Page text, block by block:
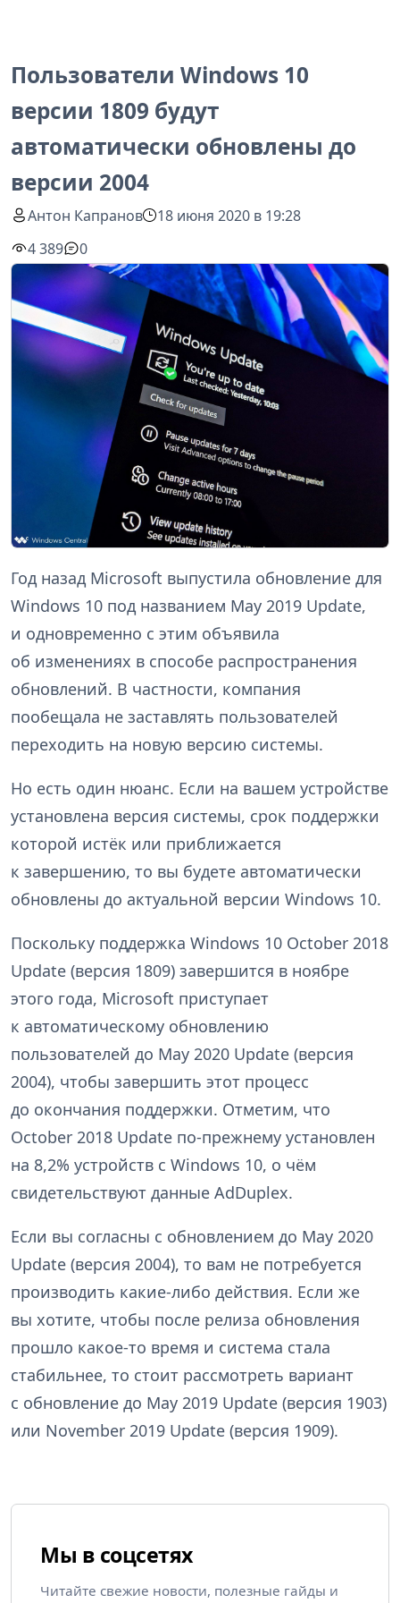
Пользователи Windows 10
версии 1809 будут
автоматически обновлены до
версии 2004
Антон Капранов
18 июня 2020 в 19:28
4 389
0
Год назад Microsoft выпустила обновление для
Windows 10 под названием May 2019 Update,
и одновременно с этим объявила
об изменениях в способе распространения
обновлений. В частности, компания
пообещала не заставлять пользователей
переходить на новую версию системы.
Но есть один нюанс. Если на вашем устройстве
установлена версия системы, срок поддержки
которой истёк или приближается
к завершению, то вы будете автоматически
обновлены до актуальной версии Windows 10.
Поскольку поддержка Windows 10 October 2018
Update (версия 1809) завершится в ноябре
этого года, Microsoft приступает
к автоматическому обновлению
пользователей до May 2020 Update (версия
2004), чтобы завершить этот процесс
до окончания поддержки. Отметим, что
October 2018 Update по-прежнему установлен
на 8,2% устройств с Windows 10, о чём
свидетельствуют данные AdDuplex.
Если вы согласны с обновлением до May 2020
Update (версия 2004), то вам не потребуется
производить какие-либо действия. Если же
вы хотите, чтобы после релиза обновления
прошло какое-то время и система стала
стабильнее, то стоит рассмотреть вариант
с обновление до May 2019 Update (версия 1903)
или November 2019 Update (версия 1909).
Мы в соцсетях
Читайте свежие новости, полезные гайды и